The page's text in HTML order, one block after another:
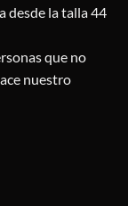
desde la talla 44
que no
nuestro